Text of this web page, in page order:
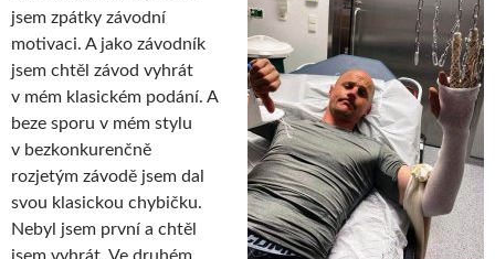
jsem zpátky závodní
motivaci. A jako závodník
jsem chtěl závod vyhrát
v mém klasickém podání. A
beze sporu v mém stylu
v bezkonkurenčně
rozjetým závodě jsem dal
svou klasickou chybičku.
Nebyl jsem první a chtěl
jsem vyhrát. Ve druhém